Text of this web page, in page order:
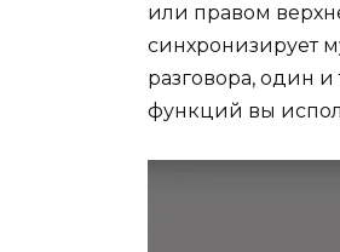
или правом
синхронизирует
разговора, один и
функций вы